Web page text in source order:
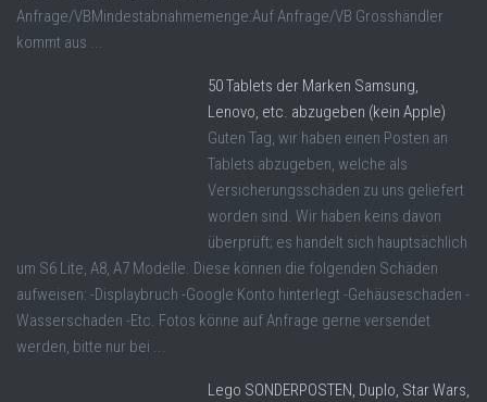
Anfrage/VBMindestabnahmemenge:Auf Anfrage/VB Grosshändler
kommt aus ...
50 Tablets der Marken Samsung,
Lenovo, etc. abzugeben (kein Apple)
Guten Tag, wir haben einen Posten an
Tablets abzugeben, welche als
Versicherungsschäden zu uns geliefert
worden sind. Wir haben keins davon
überprüft; es handelt sich hauptsächlich
um S6 Lite, A8, A7 Modelle. Diese können die folgenden Schäden
aufweisen: -Displaybruch -Google Konto hinterlegt -Gehäuseschaden -
Wasserschaden -Etc. Fotos könne auf Anfrage gerne versendet
werden, bitte nur bei ...
Lego SONDERPOSTEN, Duplo, Star Wars,